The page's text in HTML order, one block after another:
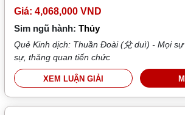
Giá: 4,068,000 VND
Sim ngũ hành:Thủy
Quẻ Kinh dịch: Thuần Đoài (兌 duì) - Mọi
sự, thăng quan tiến chức
XEM LUẬN GIẢI